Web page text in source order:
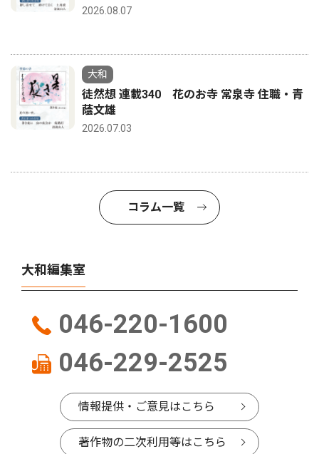
2026.08.07
大和
徒然想 連載340 花のお寺 常泉寺 住職・青
蔭文雄
2026.07.03
コラム一覧
大和編集室
046-220-1600
046-229-2525
情報提供・ご意見はこちら
著作物の二次利用等はこちら